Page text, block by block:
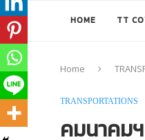
HOME TT
Home
TRANSPORTATIONS
คมนาคม